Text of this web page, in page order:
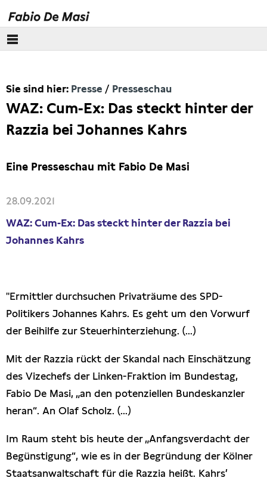
Europäisches Parlament
Themen
Publikationen
Sie sind hier: Presse Presseschau
WAZ: Cum-Ex: Das steckt hinter der
Razzia bei Johannes Kahrs
Eine Presseschau mit Fabio De Masi
28.09.2021
WAZ: Cum-Ex: Das steckt hinter der Razzia bei
Johannes Kahrs
"Ermittler durchsuchen Privaträume des SPD-
Politikers Johannes Kahrs. Es geht um den Vorwurf
der Beihilfe zur Steuerhinterziehung. (...)
Mit der Razzia rückt der Skandal nach Einschätzung
des Vizechefs der Linken-Fraktion im Bundestag,
Fabio De Masi, „an den potenziellen Bundeskanzler
heran“. An Olaf Scholz. (...)
Im Raum steht bis heute der „Anfangsverdacht der
Begünstigung“, wie es in der Begründung der Kölner
Staatsanwaltschaft für die Razzia heißt. Kahrs’